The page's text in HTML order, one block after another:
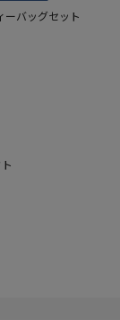
ーバッグセット